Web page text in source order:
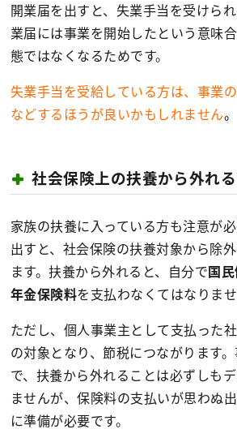
開業届を出すと、失業手当を受けら
業届には事業を開始したという意味
態ではなくなるためです。
失業手当を受給している方は、事業
などするほうが良いかもしれません。
社会保険上の扶養から外れ
家族の扶養に入っている方も注意が
出すと、社会保険の扶養対象から除
ます。扶養から外れると、自分で国
年金保険料を支払わなくてはなりませ
ただし、個人事業主として支払った
の対象となり、節税につながります
で、扶養から外れることは必ずしも
ませんが、保険料の支払いが思わぬ
に準備が必要です。